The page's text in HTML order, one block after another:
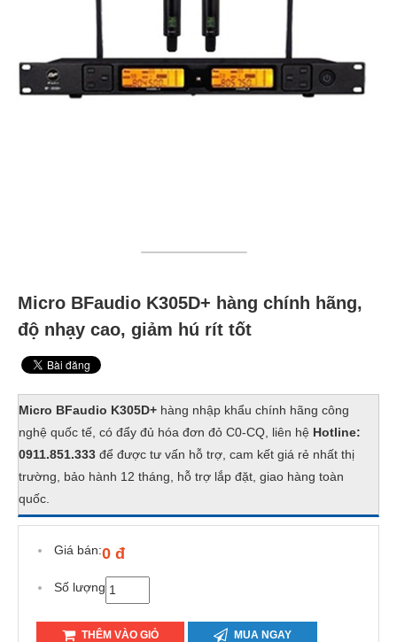
Micro BFaudio K305D+ hàng chính hãng,
độ nhạy cao, giảm hú rít tốt
Micro BFaudio K305D+ hàng nhập khẩu chính hãng công
nghệ quốc tế, có đẩy đủ hóa đơn đỏ C0-CQ, liên hệ Hotline:
0911.851.333 để được tư vấn hỗ trợ, cam kết giá rẻ nhất thị
trường, bảo hành 12 tháng, hỗ trợ lắp đặt, giao hàng toàn
quốc.
Giá bán:0 đ
Số lượng
THÊM VÀO GIỎ MUA NGAY